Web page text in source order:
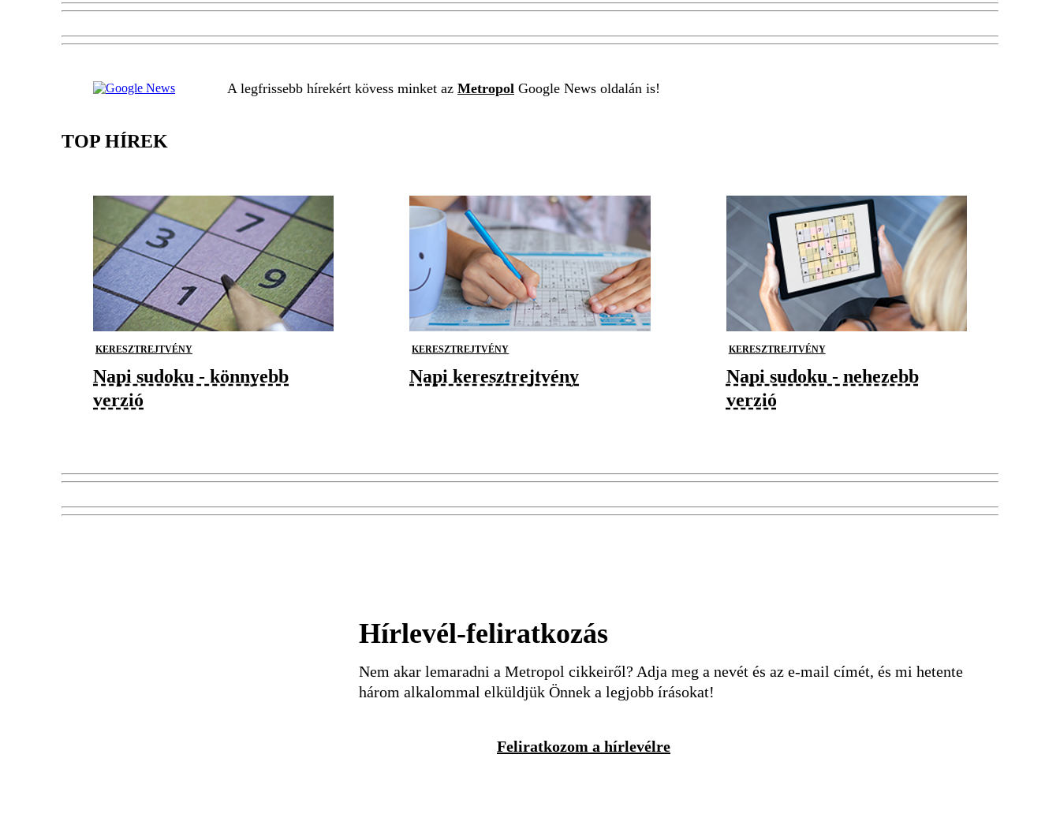
A legfrissebb hírekért kövess minket az Metropol Google News oldalán is!
TOP HÍREK
KERESZTREJTVÉNY
Napi sudoku - könnyebb
verzió
KERESZTREJTVÉNY
Napi keresztrejtvény
KERESZTREJTVÉNY
Napi sudoku - nehezebb
verzió
Hírlevél-feliratkozás
Nem akar lemaradni a Metropol cikkeiről? Adja meg a nevét és az e-mail címét, és mi hetente
három alkalommal elküldjük Önnek a legjobb írásokat!
Feliratkozom a hírlevélre